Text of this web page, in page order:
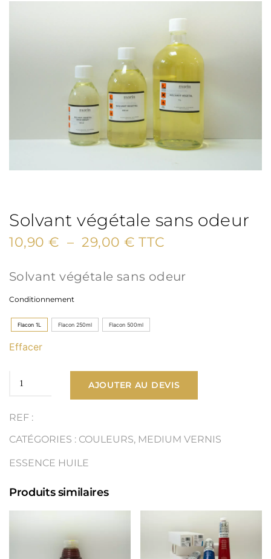
Solvant végétale sans odeur
10,90 € – 29,00 €Plage
à
TTC
Solvant végétale sans odeur
Conditionnement
Flacon 1L Flacon 250ml Flacon 500ml
Effacer
quantité
odeur
AJOUTER AU DEVIS
REF :
CATÉGORIES : COULEURS, MEDIUM VERNIS
ESSENCE HUILE
Produits similaires